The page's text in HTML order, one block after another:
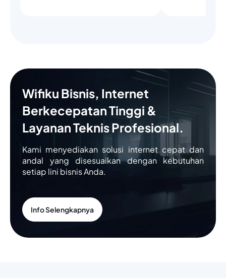
Wifiku Bisnis, Internet
Berkecepatan Tinggi &
Layanan Teknis Profesional.
Kami menyediakan solusi internet cepat dan
andal yang disesuaikan dengan kebutuhan
setiap lini bisnis Anda.
Info Selengkapnya